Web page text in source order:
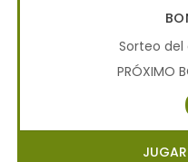
Sorteo
PRÓXIMO